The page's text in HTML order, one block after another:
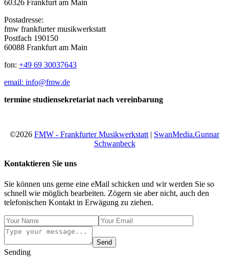
60326 Frankfurt am Main
Postadresse:
fmw frankfurter musikwerkstatt
Postfach 190150
60088 Frankfurt am Main
fon: +49 69 30037643
email: info@fmw.de
termine studiensekretariat nach vereinbarung
©2026 FMW - Frankfurter Musikwerkstatt | SwanMedia.Gunnar
Schwanbeck
Kontaktieren Sie uns
Sie können uns gerne eine eMail schicken und wir werden Sie so
schnell wie möglich bearbeiten. Zögern sie aber nicht, auch den
telefonischen Kontakt in Erwägung zu ziehen.
Send
Sending